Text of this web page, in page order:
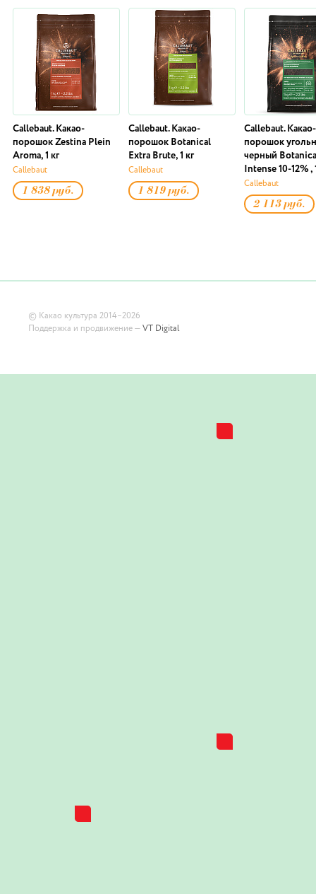
Callebaut. Какао-
порошок Zestina Plein
Aroma, 1 кг
Callebaut
1 838 руб.
Callebaut. Какао-
порошок Botanical
Extra Brute, 1 кг
Callebaut
1 819 руб.
Callebaut. Какао-
порошок
черный
Intense 10-12% ,
Callebaut
2 113 руб.
© Какао культура 2014–2026
Поддержка и продвижение — VT Digital